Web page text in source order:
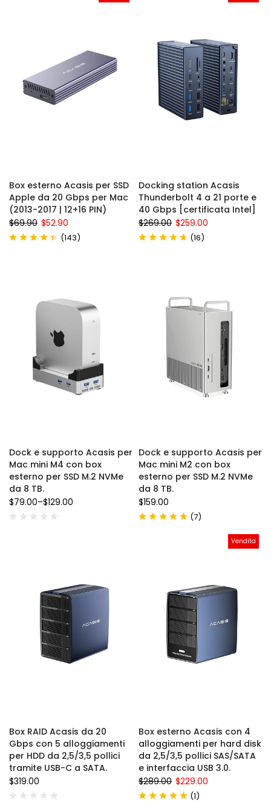
Box esterno Acasis per SSD
Apple da 20 Gbps per Mac
(2013-2017 | 12+16 PIN)
$69.90 $52.90
(143)
Docking station Acasis
Thunderbolt 4 a 21 porte e
40 Gbps [certificata Intel]
$269.00 $259.00
(16)
Dock e supporto Acasis per
Mac mini M4 con box
esterno per SSD M.2 NVMe
da 8 TB.
$79.00–$129.00
Dock e supporto Acasis per
Mac mini M2 con box
esterno per SSD M.2 NVMe
da 8 TB.
$159.00
(7)
Box RAID Acasis da 20
Gbps con 5 alloggiamenti
per HDD da 2,5/3,5 pollici
tramite USB-C a SATA.
$319.00
Vendita
Box esterno Acasis con 4
alloggiamenti per hard disk
da 2,5/3,5 pollici SAS/SATA
e interfaccia USB 3.0.
$289.00 $229.00
(1)